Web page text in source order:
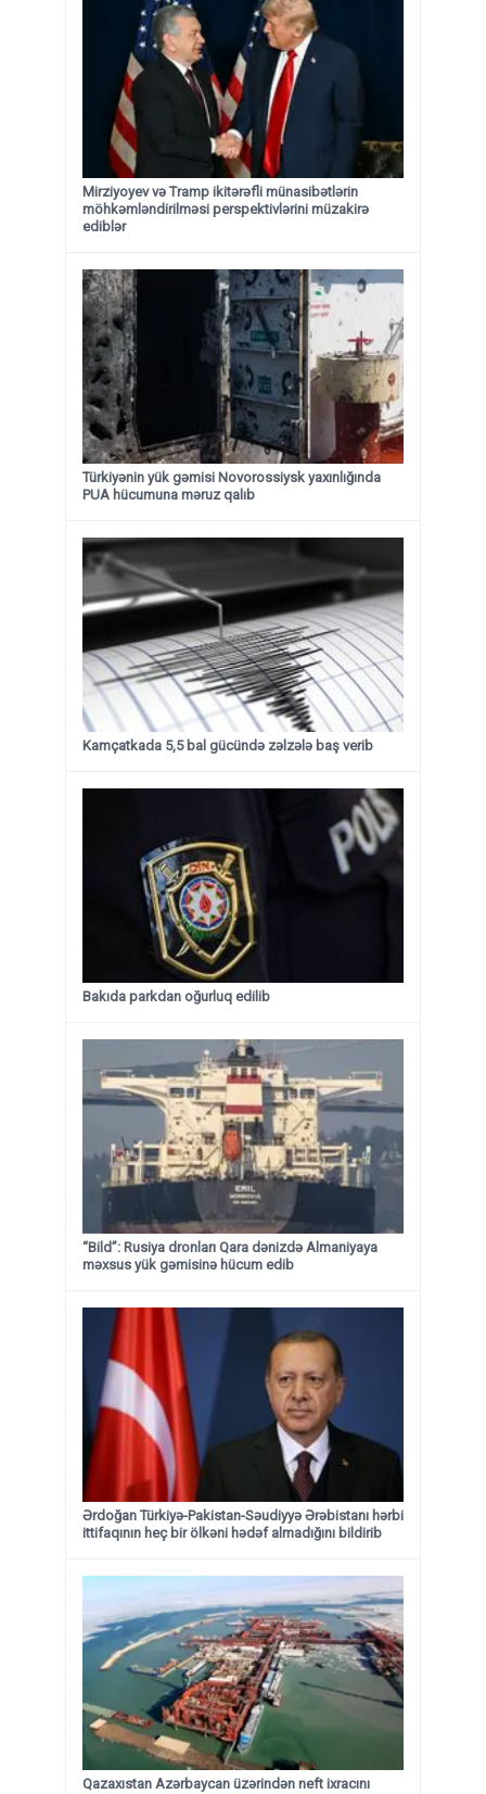
Mirziyoyev və Tramp ikitərəfli münasibətlərin
möhkəmləndirilməsi perspektivlərini müzakirə
ediblər
Türkiyənin yük gəmisi Novorossiysk yaxınlığında
PUA hücumuna məruz qalıb
Kamçatkada 5,5 bal gücündə zəlzələ baş verib
Bakıda parkdan oğurluq edilib
“Bild”: Rusiya dronları Qara dənizdə Almaniyaya
məxsus yük gəmisinə hücum edib
Ərdoğan Türkiyə-Pakistan-Səudiyyə Ərəbistanı hərbi
ittifaqının heç bir ölkəni hədəf almadığını bildirib
Qazaxıstan Azərbaycan üzərindən neft ixracını